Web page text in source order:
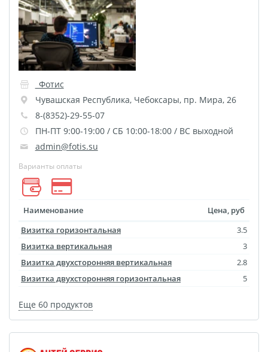
Пластификация
Фотопостер
Печать на
самоклеящемся виниле
Фото на стекле и
акриле
Печать на баннере
Фотообои
Трафареты
Печать на прозрачной
пленке
Рекламные конструкции
ламинирование
Изготовление баннеров
Фото в алюминиевом
багете
_Фотис
Чувашская Республика, Чебоксары, пр. Мира, 26
8-(8352)-29-55-07
ПН-ПТ 9:00-19:00 / СБ 10:00-18:00 / ВС выходной
admin@fotis.su
Варианты оплаты
Наименование
Цена, руб
Визитка горизонтальная
3.5
Визитка вертикальная
3
Визитка двухсторонняя вертикальная
2.8
Визитка двухсторонняя горизонтальная
5
Еще 60 продуктов